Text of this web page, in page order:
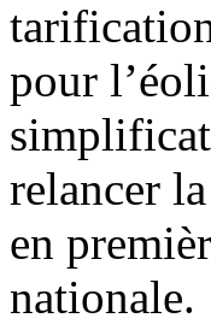
pour
relancer
en
nationale.